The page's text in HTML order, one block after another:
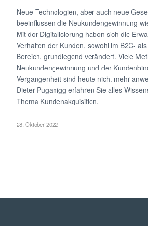
Neue Technologien, aber auch neue
beeinflussen die Neukundengewinnung
Mit der Digitalisierung haben sich die
Verhalten der Kunden, sowohl im B2C-
Bereich, grundlegend verändert. Viele
Neukundengewinnung und der
Vergangenheit sind heute nicht mehr
Dieter Puganigg erfahren Sie alles
Thema Kundenakquisition.
28. Oktober 2022